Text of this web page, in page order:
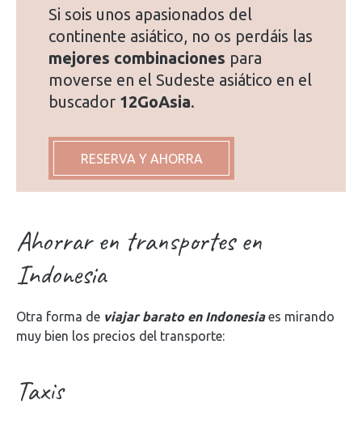
Si sois unos apasionados del
continente asiático, no os perdáis las
mejores combinaciones para
moverse en el Sudeste asiático en el
buscador 12GoAsia.
RESERVA Y AHORRA
Ahorrar en transportes en
Indonesia
Otra forma de viajar barato en Indonesiaes mirando
muy bien los precios del transporte:
Taxis